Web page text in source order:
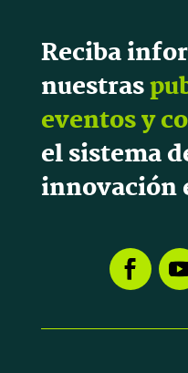
Reciba
nuestras
eventos y
el sistema
innovación